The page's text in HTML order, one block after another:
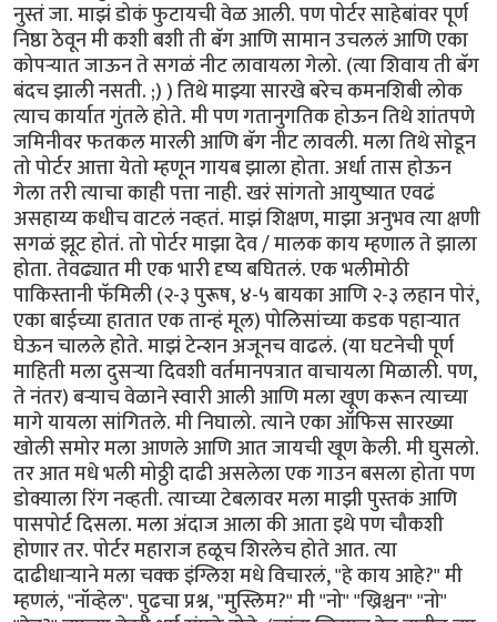
नुस्तं जा. माझं डोकं फुटायची वेळ आली. पण पोर्टर साहेबांवर पूर्ण
निष्ठा ठेवून मी कशी बशी ती बॅग आणि सामान उचललं आणि एका
कोपर्‍यात जाऊन ते सगळं नीट लावायला गेलो. (त्या शिवाय ती बॅग
बंदच झाली नसती. ;) ) तिथे माझ्या सारखे बरेच कमनशिबी लोक
त्याच कार्यात गुंतले होते. मी पण गतानुगतिक होऊन तिथे शांतपणे
जमिनीवर फतकल मारली आणि बॅग नीट लावली. मला तिथे सोडून
तो पोर्टर आत्ता येतो म्हणून गायब झाला होता. अर्धा तास होऊन
गेला तरी त्याचा काही पत्ता नाही. खरं सांगतो आयुष्यात एवढं
असहाय्य कधीच वाटलं नव्हतं. माझं शिक्षण, माझा अनुभव त्या क्षणी
सगळं झूट होतं. तो पोर्टर माझा देव / मालक काय म्हणाल ते झाला
होता. तेवढ्यात मी एक भारी दृष्य बघितलं. एक भलीमोठी
पाकिस्तानी फॅमिली (२-३ पुरूष, ४-५ बायका आणि २-३ लहान पोरं,
एका बाईच्या हातात एक तान्हं मूल) पोलिसांच्या कडक पहार्‍यात
घेऊन चालले होते. माझं टेन्शन अजूनच वाढलं. (या घटनेची पूर्ण
माहिती मला दुसर्‍या दिवशी वर्तमानपत्रात वाचायला मिळाली. पण,
ते नंतर) बर्‍याच वेळाने स्वारी आली आणि मला खूण करून त्याच्या
मागे यायला सांगितले. मी निघालो. त्याने एका ऑफिस सारख्या
खोली समोर मला आणले आणि आत जायची खूण केली. मी घुसलो.
तर आत मधे भली मोठ्ठी दाढी असलेला एक गाउन बसला होता पण
डोक्याला रिंग नव्हती. त्याच्या टेबलावर मला माझी पुस्तकं आणि
पासपोर्ट दिसला. मला अंदाज आला की आता इथे पण चौकशी
होणार तर. पोर्टर महाराज हळूच शिरलेच होते आत. त्या
दाढीधार्‍याने मला चक्क इंग्लिश मधे विचारलं, "हे काय आहे?" मी
म्हणलं, "नॉव्हेल". पुढचा प्रश्न, "मुस्लिम?" मी "नो" "ख्रिश्चन" "नो"